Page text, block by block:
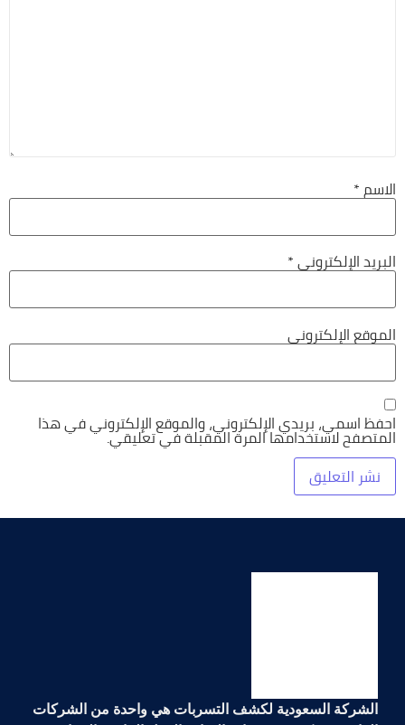
الاسم*
البريد الإلكتروني*
الموقع الإلكتروني
احفظ اسمي، بريدي الإلكتروني، والموقع الإلكتروني في هذا
المتصفح لاستخدامها المرة المقبلة في تعليقي.
الشركة السعودية لكشف التسربات هي واحدة من الشركات